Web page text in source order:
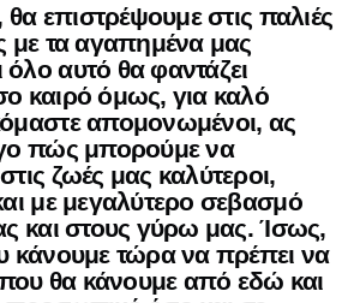
θα επιστρέψουμε στις παλιές
με τα αγαπημένα μας
αυτό θα φαντάζει
καιρό όμως, για καλό
απομονωμένοι, ας
πώς μπορούμε να
ζωές μας καλύτεροι,
με μεγαλύτερο σεβασμό
και στους γύρω μας. Ίσως,
κάνουμε τώρα να πρέπει να
που θα κάνουμε από εδώ και